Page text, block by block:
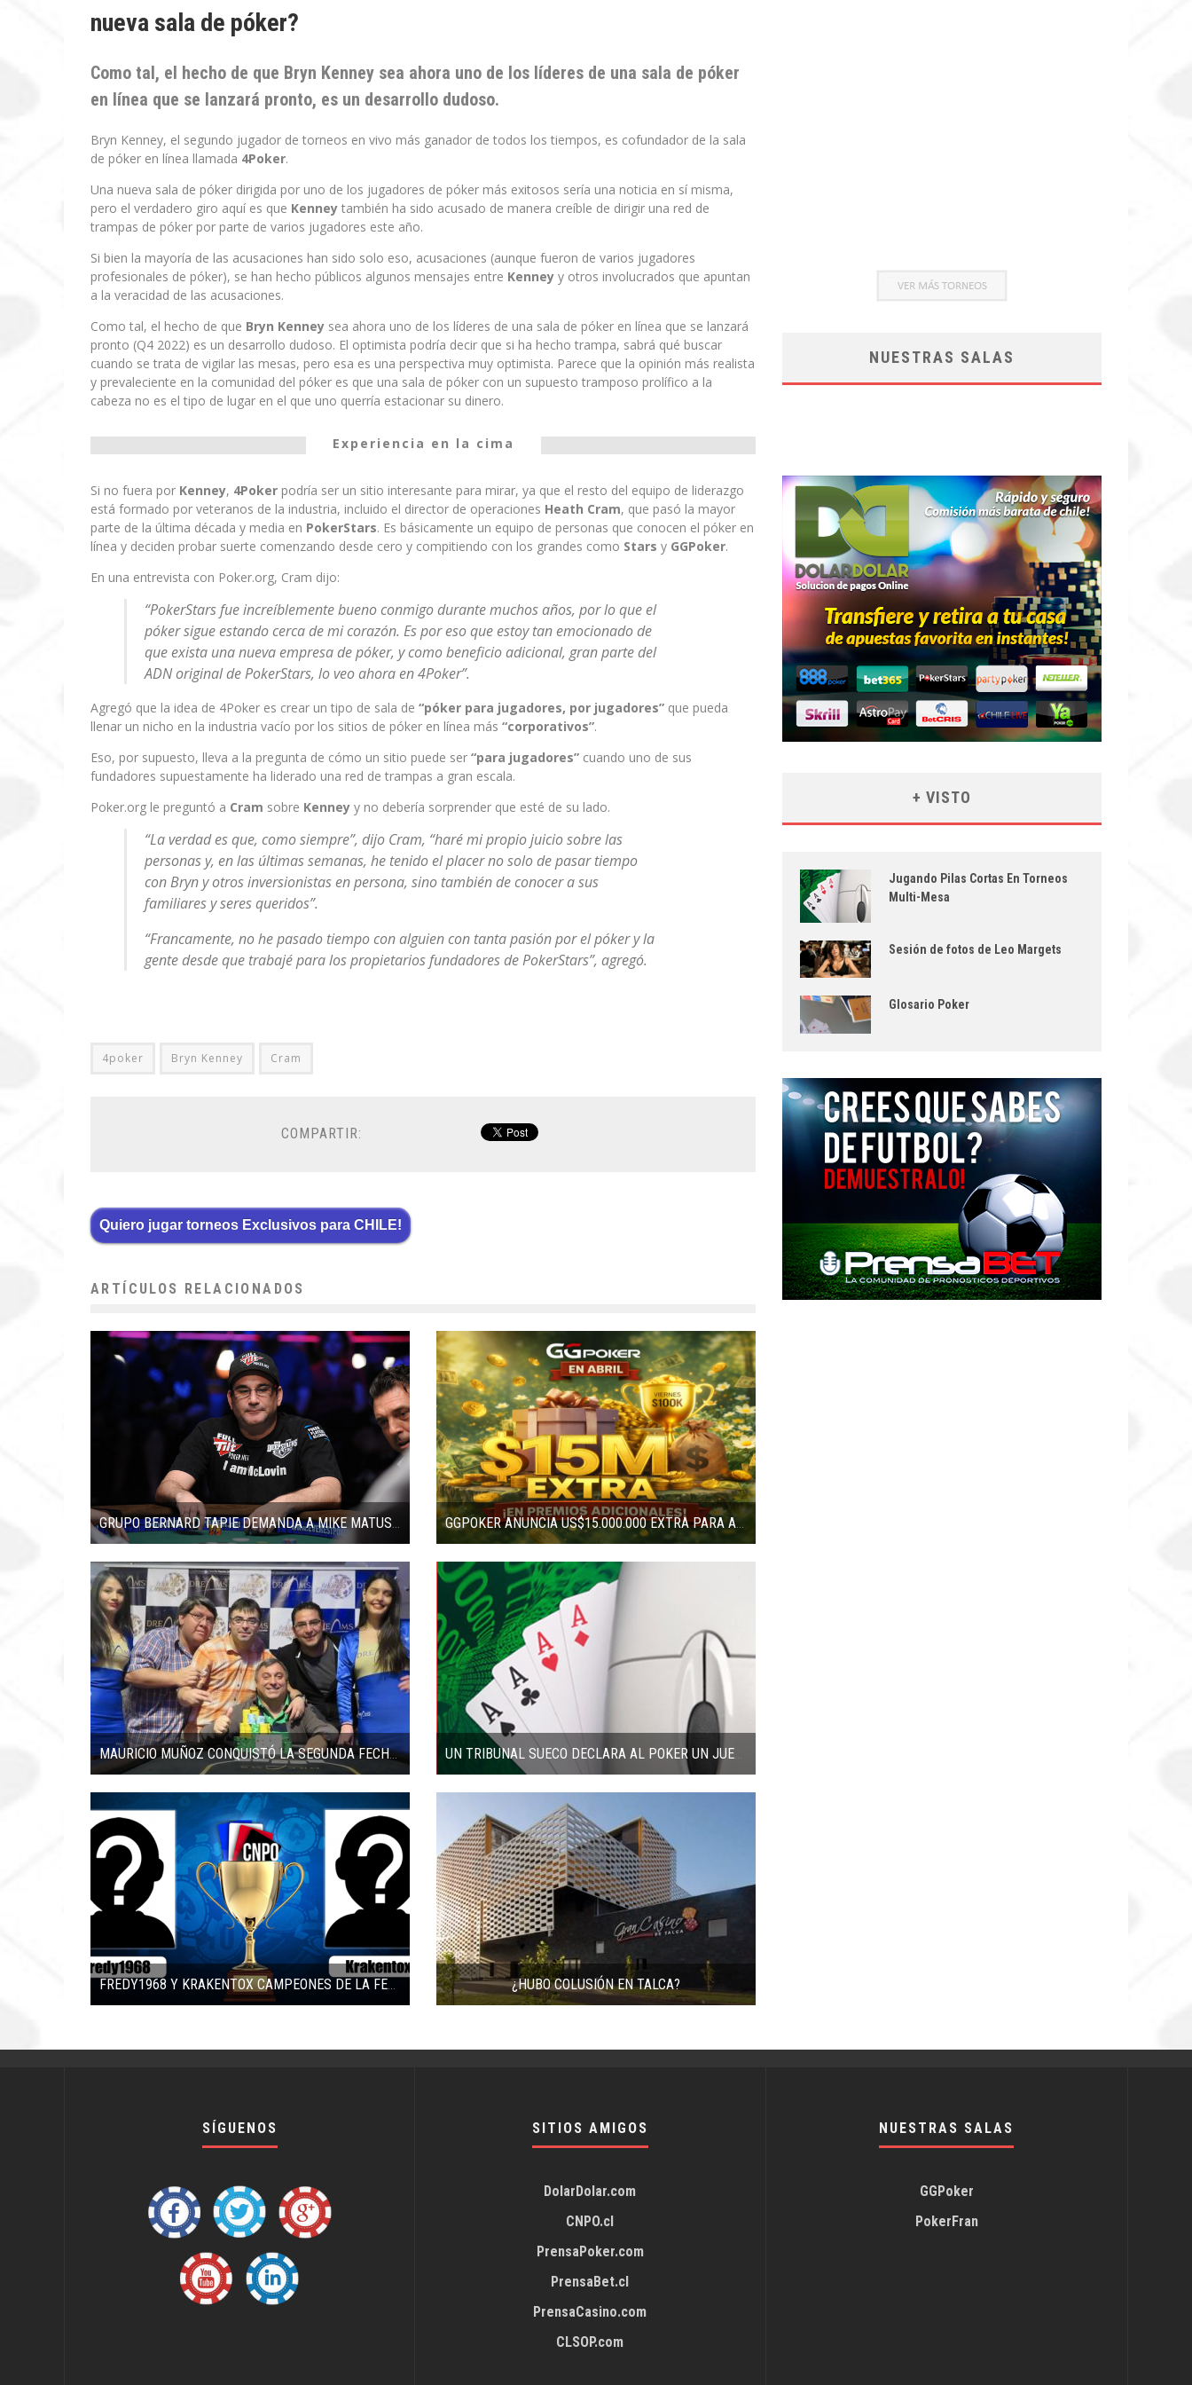
nueva sala de póker?
Como tal, el hecho de que Bryn Kenney sea ahora uno de los líderes de una sala de póker
en línea que se lanzará pronto, es un desarrollo dudoso.
Bryn Kenney, el segundo jugador de torneos en vivo más ganador de todos los tiempos, es cofundador de la sala
de póker en línea llamada 4Poker.
Una nueva sala de póker dirigida por uno de los jugadores de póker más exitosos sería una noticia en sí misma,
pero el verdadero giro aquí es que Kenney también ha sido acusado de manera creíble de dirigir una red de
trampas de póker por parte de varios jugadores este año.
Si bien la mayoría de las acusaciones han sido solo eso, acusaciones (aunque fueron de varios jugadores
profesionales de póker), se han hecho públicos algunos mensajes entre Kenney y otros involucrados que apuntan
a la veracidad de las acusaciones.
Como tal, el hecho de que Bryn Kenney sea ahora uno de los líderes de una sala de póker en línea que se lanzará
pronto (Q4 2022) es un desarrollo dudoso. El optimista podría decir que si ha hecho trampa, sabrá qué buscar
cuando se trata de vigilar las mesas, pero esa es una perspectiva muy optimista. Parece que la opinión más realista
y prevaleciente en la comunidad del póker es que una sala de póker con un supuesto tramposo prolífico a la
cabeza no es el tipo de lugar en el que uno querría estacionar su dinero.
Experiencia en la cima
Si no fuera por Kenney, 4Poker podría ser un sitio interesante para mirar, ya que el resto del equipo de liderazgo
está formado por veteranos de la industria, incluido el director de operaciones Heath Cram, que pasó la mayor
parte de la última década y media en PokerStars. Es básicamente un equipo de personas que conocen el póker en
línea y deciden probar suerte comenzando desde cero y compitiendo con los grandes como Stars y GGPoker.
En una entrevista con Poker.org, Cram dijo:
“PokerStars fue increíblemente bueno conmigo durante muchos años, por lo que el
póker sigue estando cerca de mi corazón. Es por eso que estoy tan emocionado de
que exista una nueva empresa de póker, y como beneficio adicional, gran parte del
ADN original de PokerStars, lo veo ahora en 4Poker”.
Agregó que la idea de 4Poker es crear un tipo de sala de “póker para jugadores, por jugadores” que pueda
llenar un nicho en la industria vacío por los sitios de póker en línea más “corporativos”.
Eso, por supuesto, lleva a la pregunta de cómo un sitio puede ser “para jugadores” cuando uno de sus
fundadores supuestamente ha liderado una red de trampas a gran escala.
Poker.org le preguntó a Cram sobre Kenney y no debería sorprender que esté de su lado.
“La verdad es que, como siempre”, dijo Cram, “haré mi propio juicio sobre las
personas y, en las últimas semanas, he tenido el placer no solo de pasar tiempo
con Bryn y otros inversionistas en persona, sino también de conocer a sus
familiares y seres queridos”.
“Francamente, no he pasado tiempo con alguien con tanta pasión por el póker y la
gente desde que trabajé para los propietarios fundadores de PokerStars”, agregó.
4poker Bryn Kenney Cram
COMPARTIR:
Quiero jugar torneos Exclusivos para CHILE!
ARTÍCULOS RELACIONADOS
GGPOKER ANUNCIA US$15.000.000 EXTRA PARA ABRIL
MAURICIO MUÑOZ CONQUISTÓ LA SEGUNDA FECHA DEL DREAMS POKER TOUR 2016 UN TRIBUNAL SUECO DECLARA AL POKER UN JUEGO DE HABILIDAD
FREDY1968 Y KRAKENTOX CAMPEONES DE LA FECHA 3 DEL CNPO ¿HUBO COLUSIÓN EN TALCA?
NUESTRAS SALAS
+ VISTO
Jugando Pilas Cortas En Torneos
Multi-Mesa
Sesión de fotos de Leo Margets
Glosario Poker
SÍGUENOS SITIOS AMIGOS
DolarDolar.com
CNPO.cl
PrensaPoker.com
PrensaBet.cl
PrensaCasino.com
CLSOP.com
NUESTRAS SALAS
GGPoker
PokerFran